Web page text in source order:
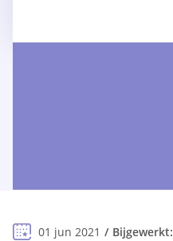
01 jun 2021 Bijgewerkt: